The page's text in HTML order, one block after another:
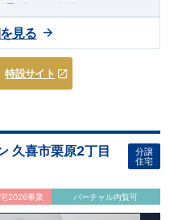
ダンパー採用）
にも配慮した敷地計画で
​陽当たりよく開放
ラン ・2階洋室2部屋にウォー
特設サイト
見る
久喜市栗原2丁目
分譲
住宅
2026事業 バーチャル内覧可